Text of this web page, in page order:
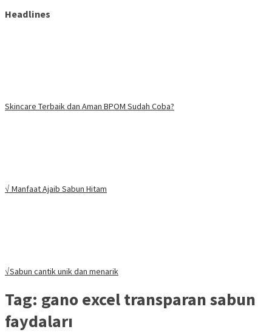
Headlines
Skincare Terbaik dan Aman BPOM Sudah Coba?
√ Manfaat Ajaib Sabun Hitam
√Sabun cantik unik dan menarik
Tag: gano excel transparan sabun
faydaları